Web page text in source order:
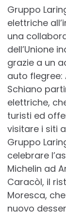
Gruppo
elettriche
una
dell’Unione
grazie a un
auto flegree:
Schiano
elettriche,
turisti ed
visitare i siti
Gruppo
celebrare
Michelin ad
Caracòl, il
Moresca,
nuovo